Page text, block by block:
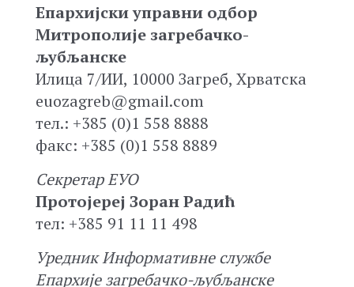
Епархијски управни одбор
Митрополије загребачко-
љубљанске
Илица 7/ИИ, 10000 Загреб, Хрватска
euozagreb@gmail.com
тел.: +385 (0)1 558 8888
факс: +385 (0)1 558 8889
Секретар ЕУО
Протојереј Зоран Радић
тел: +385 91 11 11 498
Уредник Информативне службе
Епархије загребачко-љубљанске